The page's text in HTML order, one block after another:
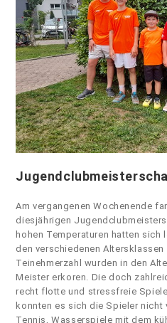
Am vergangenen Wochenende
diesjährigen
hohen Temperaturen hatten
den verschiedenen
Teinehmerzahl wurden in den
Meister erkoren. Die doch
recht flotte und stressfreie
konnten es sich die Spieler nicht
Tennis, Wasserspiele mit dem